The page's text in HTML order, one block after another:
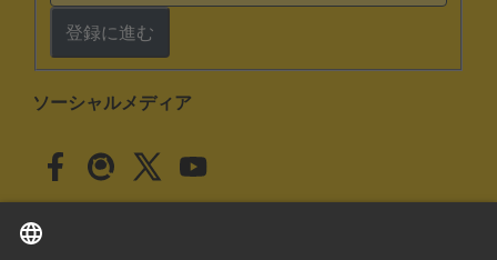
登録に進む
ソーシャルメディア